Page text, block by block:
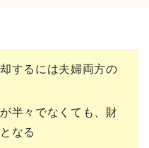
するには夫婦両方の
半々でなくても、財
なる